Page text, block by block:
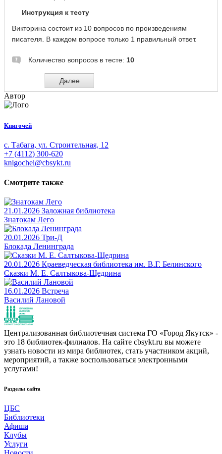
Автор
Книгочей
с. Табага, ул. Строительная, 12
+7 (4112) 300-620
knigochei@cbsykt.ru
Смотрите также
21.01.2026 Заложная библиотека
Знатокам Лего
20.01.2026 Три-Д
Блокада Ленинграда
20.01.2026 Краеведческая библиотека им. В.Г. Белинского
Сказки М. Е. Салтыкова-Щедрина
16.01.2026 Встреча
Василий Лановой
Централизованная библиотечная система ГО «Город Якутск» -
это 18 библиотек-филиалов. На сайте cbsykt.ru вы можете
узнать новости из мира библиотек, стать участником акций,
мероприятий, а также воспользоваться электронными
услугами!
Разделы сайта
ЦБС
Библиотеки
Афиша
Клубы
Услуги